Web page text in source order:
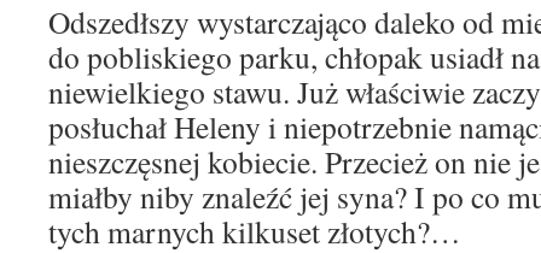
Odszedłszy wystarczająco daleko od
do pobliskiego parku, chłopak usiadł
niewielkiego stawu. Już właściwie
posłuchał Heleny i niepotrzebnie
nieszczęsnej kobiecie. Przecież on nie
miałby niby znaleźć jej syna? I po co
tych marnych kilkuset złotych?…